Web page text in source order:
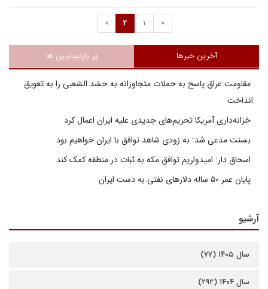
«
1
2
»
آخرین خبرها پر بازدیدترین ها
مقاومت عراق پاسخ به حملات متجاوزانه به حشد الشعبی را به تعویق
انداخت
خزانه‌داری آمریکا تحریم‌های جدیدی علیه ایران اعمال کرد
بسنت مدعی شد: به زودی شاهد توافق با ایران خواهیم بود
اسحاق دار: امیدواریم توافق مکه به ثبات در منطقه کمک کند
پایان عمر ۵۰ ساله دلارهای نفتی به دست ایران
آرشیو
سال ۱۴۰۵ (۷۷)
سال ۱۴۰۴ (۲۹۲)